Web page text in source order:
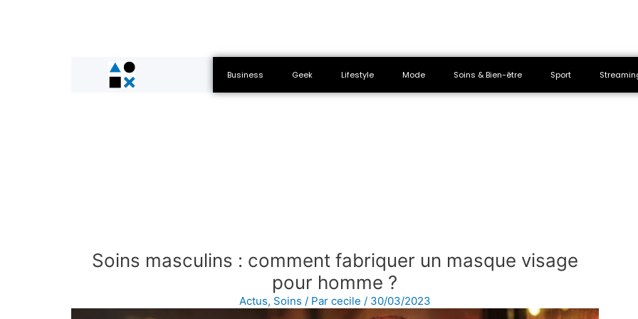
Business Geek Lifestyle Mode Soins & Bien-être Sport
Soins masculins : comment fabriquer un masque visage
pour homme ?
Actus, Soins / Par cecile / 30/03/2023